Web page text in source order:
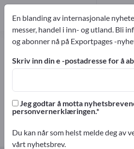
Stålrør – finn
leverandører
Distributører
En blanding av internasjonale
messer, handel i inn- og utland. Bli
og abonner nå på Exportpages -
Skriv inn din e -postadresse for å
Jeg godtar å motta
personvernerklæringen.
Du kan når som helst melde deg av
vårt nyhetsbrev.